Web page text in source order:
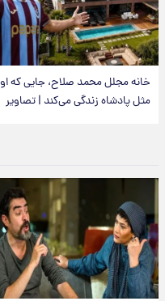
خانه مجلل محمد صلاح، جایی که او
مثل پادشاه زندگی می‌کند | تصاویر